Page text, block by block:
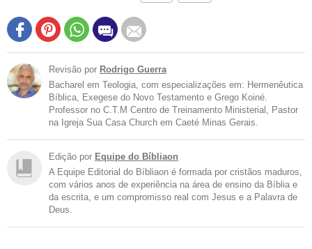
Revisão por Rodrigo Guerra
Bacharel em Teologia, com especializações em: Hermenêutica
Bíblica, Exegese do Novo Testamento e Grego Koiné.
Professor no C.T.M Centro de Treinamento Ministerial, Pastor
na Igreja Sua Casa Church em Caeté Minas Gerais.
Edição por Equipe do Bíbliaon
A Equipe Editorial do Bíbliaon é formada por cristãos maduros,
com vários anos de experiência na área de ensino da Bíblia e
da escrita, e um compromisso real com Jesus e a Palavra de
Deus.